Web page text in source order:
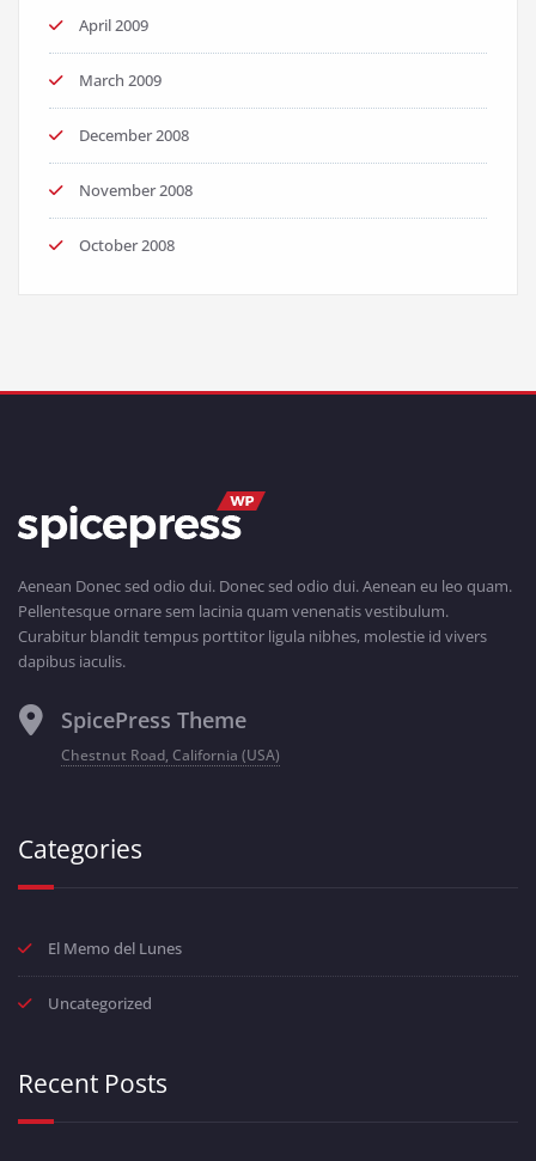
April 2009
March 2009
December 2008
November 2008
October 2008
Aenean Donec sed odio dui. Donec sed odio dui. Aenean eu leo quam.
Pellentesque ornare sem lacinia quam venenatis vestibulum.
Curabitur blandit tempus porttitor ligula nibhes, molestie id vivers
dapibus iaculis.
SpicePress Theme
Chestnut Road, California (USA)
Categories
El Memo del Lunes
Uncategorized
Recent Posts